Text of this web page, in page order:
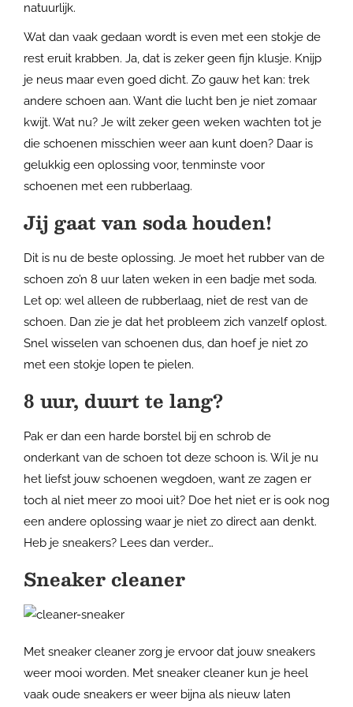
natuurlijk.
Wat dan vaak gedaan wordt is even met een stokje de
rest eruit krabben. Ja, dat is zeker geen fijn klusje. Knijp
je neus maar even goed dicht. Zo gauw het kan: trek
andere schoen aan. Want die lucht ben je niet zomaar
kwijt. Wat nu? Je wilt zeker geen weken wachten tot je
die schoenen misschien weer aan kunt doen? Daar is
gelukkig een oplossing voor, tenminste voor
schoenen met een rubberlaag.
Jij gaat van soda houden!
Dit is nu de beste oplossing. Je moet het rubber van de
schoen zo’n 8 uur laten weken in een badje met soda.
Let op: wel alleen de rubberlaag, niet de rest van de
schoen. Dan zie je dat het probleem zich vanzelf oplost.
Snel wisselen van schoenen dus, dan hoef je niet zo
met een stokje lopen te pielen.
8 uur, duurt te lang?
Pak er dan een harde borstel bij en schrob de
onderkant van de schoen tot deze schoon is. Wil je nu
het liefst jouw schoenen wegdoen, want ze zagen er
toch al niet meer zo mooi uit? Doe het niet er is ook nog
een andere oplossing waar je niet zo direct aan denkt.
Heb je sneakers? Lees dan verder…
Sneaker cleaner
Met sneaker cleaner zorg je ervoor dat jouw sneakers
weer mooi worden. Met sneaker cleaner kun je heel
vaak oude sneakers er weer bijna als nieuw laten